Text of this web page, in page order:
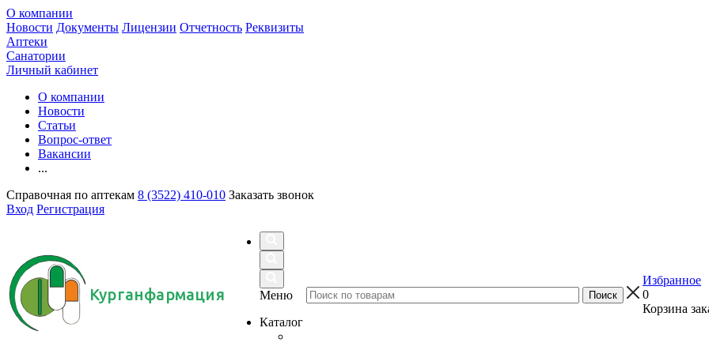
О компании
Новости Документы Лицензии Отчетность Реквизиты
Аптеки
Санатории
Личный кабинет
О компании
Новости
Статьи
Вопрос-ответ
Вакансии
...
Справочная по аптекам 8 (3522) 410-010 Заказать звонок
Вход Регистрация
Курганфармация
Меню
Каталог
Избранное
0
Корзина